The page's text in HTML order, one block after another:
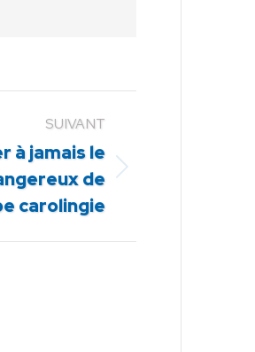
SUIVANT
à jamais le
de
carolingie